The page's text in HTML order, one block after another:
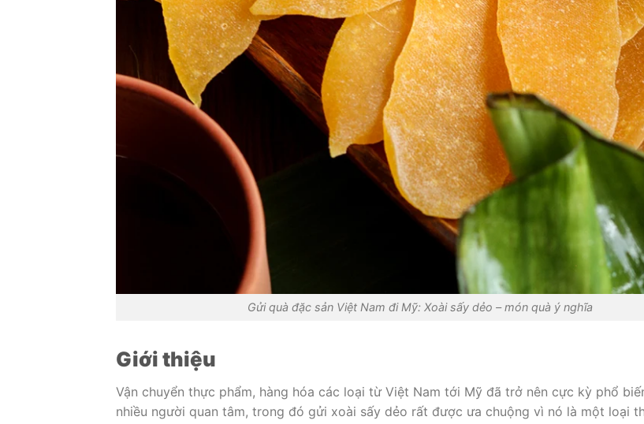
Gửi quà đặc sản Việt Nam đi Mỹ: Xoài sấy dẻo – món quà ý nghĩa
Giới thiệu
Vận chuyển thực phẩm, hàng hóa các loại từ Việt Nam tới Mỹ đã trở nên cực kỳ phổ
nhiều người quan tâm, trong đó gửi xoài sấy dẻo rất được ưa chuộng vì nó là một loại